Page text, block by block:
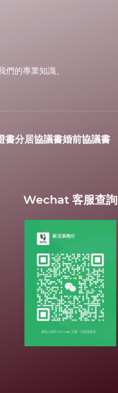
的專業知識、
書分居協議書婚前協議書
Wechat 客服查詢